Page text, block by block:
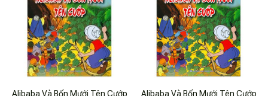
Alibaba Và Bốn Mưới Tên Cướp Alibaba Và Bốn Mưới Tên Cướp